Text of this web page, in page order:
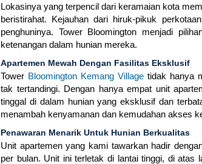
Lokasinya yang terpencil dari keramaian kota
beristirahat. Kejauhan dari hiruk-pikuk
penghuninya. Tower Bloomington menjadi
ketenangan dalam hunian mereka.
Apartemen Mewah Dengan Fasilitas Eksklusif
Tower Bloomington Kemang Villagetidak hanya
tak tertandingi. Dengan hanya empat unit
tinggal di dalam hunian yang eksklusif dan
menambah kenyamanan dan kemudahan akses
Penawaran Menarik Untuk Hunian Berkualitas
Unit apartemen yang kami tawarkan hadir
per bulan. Unit ini terletak di lantai tinggi, di atas